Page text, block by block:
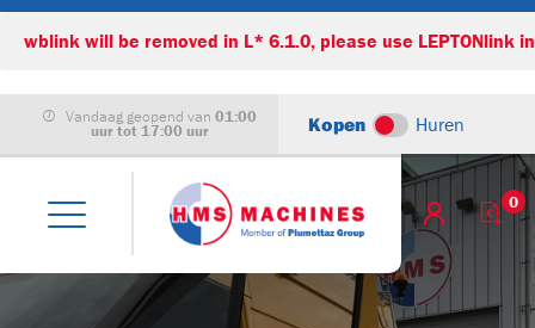
Vandaag geopend van 01:00
uur tot 17:00 uur Kopen Huren
0